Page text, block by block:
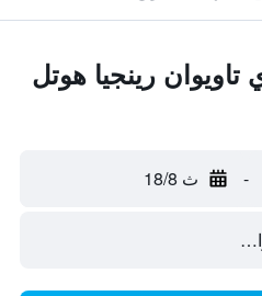
رينجيا هوتل
- ث 18/8